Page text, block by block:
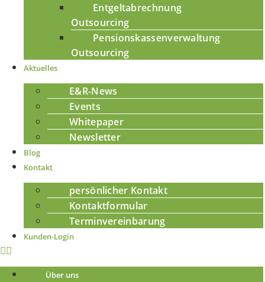
Entgeltabrechnung
Outsourcing
Pensionskassenverwaltung
Outsourcing
Aktuelles
E&R-News
Events
Whitepaper
Newsletter
Blog
Kontakt
persönlicher Kontakt
Kontaktformular
Terminvereinbarung
Kunden-Login
Über uns